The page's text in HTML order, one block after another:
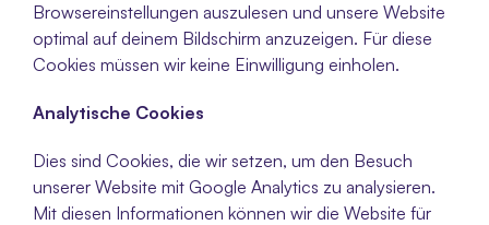
Browsereinstellungen auszulesen und unsere Website
optimal auf deinem Bildschirm anzuzeigen. Für diese
Cookies müssen wir keine Einwilligung einholen.
Analytische Cookies
Dies sind Cookies, die wir setzen, um den Besuch
unserer Website mit Google Analytics zu analysieren.
Mit diesen Informationen können wir die Website für